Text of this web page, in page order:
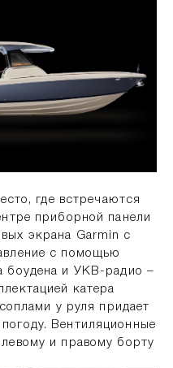
где встречаются
приборной панели
экрана Garmin с
с помощью
боудена и УКВ-радио –
катера
у руля придает
Вентиляционные
и правому борту